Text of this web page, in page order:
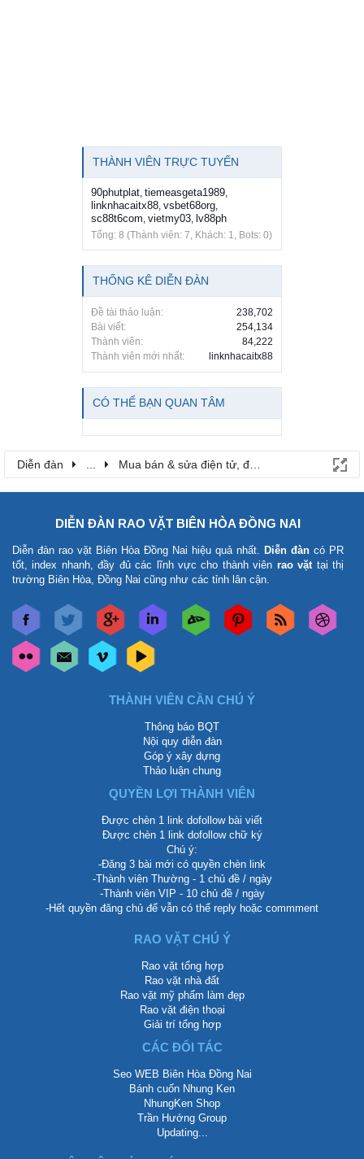
THÀNH VIÊN TRỰC TUYẾN
90phutplat tiemeasgeta1989
linknhacaitx88 vsbet68org
sc88t6com vietmy03 lv88ph
Tổng: 8 (Thành viên: 7, Khách: 1, Bots: 0)
THỐNG KÊ DIỄN ĐÀN
Đề tài thảo luận:
238,702
Bài viết:
254,134
Thành viên:
84,222
Thành viên mới nhất:
linknhacaitx88
CÓ THỂ BẠN QUAN TÂM
Diễn đàn Mua bán & sửa điện tử, điện lạnh
DIỄN ĐÀN RAO VẶT BIÊN HÒA ĐỒNG NAI
Diễn đàn rao vặt Biên Hòa Đồng Nai hiệu quả nhất. Diễn đàn có PR
tốt, index nhanh, đầy đủ các lĩnh vực cho thành viên rao vặt tại thị
trường Biên Hòa, Đồng Nai cũng như các tỉnh lân cận.
THÀNH VIÊN CẦN CHÚ Ý
Thông báo BQT
Nội quy diễn đàn
Góp ý xây dựng
Thảo luận chung
QUYỀN LỢI THÀNH VIÊN
Được chèn 1 link dofollow bài viết
Được chèn 1 link dofollow chữ ký
Chú ý:
-Đăng 3 bài mới có quyền chèn link
-Thành viên Thường - 1 chủ đề / ngày
-Thành viên VIP - 10 chủ đề / ngày
-Hết quyền đăng chủ để vẫn có thể reply hoặc commment
RAO VẶT CHÚ Ý
Rao vặt tổng hợp
Rao vặt nhà đất
Rao vặt mỹ phẩm làm đẹp
Rao vặt điện thoại
Giải trí tổng hợp
CÁC ĐỐI TÁC
Seo WEB Biên Hòa Đồng Nai
Bánh cuốn Nhung Ken
NhungKen Shop
Trần Hướng Group
Updating...